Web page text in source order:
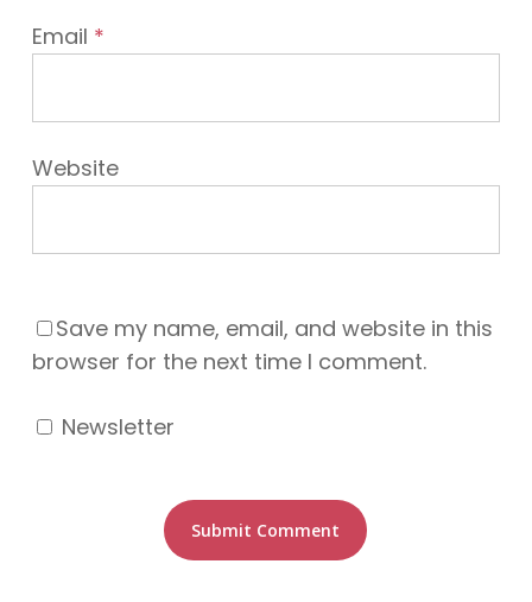
Email *
Website
Save my name, email, and website in this
browser for the next time I comment.
Newsletter